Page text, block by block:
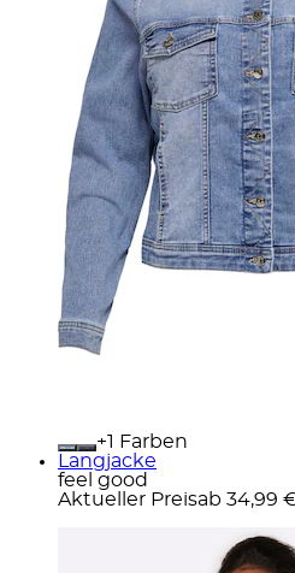
+
Farben
Langjacke
feel good
Aktueller Preisab 34,99